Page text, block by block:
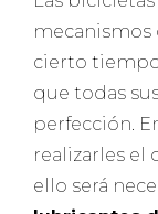
mecanismos
cierto
que todas
perfección.
realizarles
ello será